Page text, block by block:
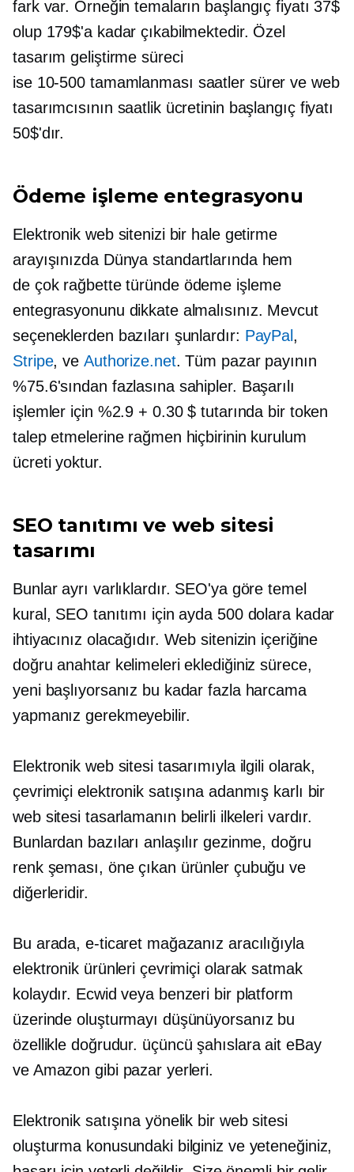
fark var. Örneğin temaların başlangıç ​​fiyatı 37$
olup 179$'a kadar çıkabilmektedir. Özel
tasarım geliştirme süreci
ise 10-500 tamamlanması saatler sürer ve web
tasarımcısının saatlik ücretinin başlangıç ​​fiyatı
50$'dır.
Ödeme işleme entegrasyonu
Elektronik web sitenizi bir hale getirme
arayışınızda Dünya standartlarındahem
de çok rağbettetüründe ödeme işleme
entegrasyonunu dikkate almalısınız. Mevcut
seçeneklerden bazıları şunlardır: PayPal ,
Stripe, ve Authorize.net. Tüm pazar payının
%75.6'sından fazlasına sahipler. Başarılı
işlemler için %2.9 + 0.30 $ tutarında bir token
talep etmelerine rağmen hiçbirinin kurulum
ücreti yoktur.
SEO tanıtımı ve web sitesi
tasarımı
Bunlar ayrı varlıklardır. SEO'ya göre temel
kural, SEO tanıtımı için ayda 500 dolara kadar
ihtiyacınız olacağıdır. Web sitenizin içeriğine
doğru anahtar kelimeleri eklediğiniz sürece,
yeni başlıyorsanız bu kadar fazla harcama
yapmanız gerekmeyebilir.
Elektronik web sitesi tasarımıyla ilgili olarak,
çevrimiçi elektronik satışına adanmış karlı bir
web sitesi tasarlamanın belirli ilkeleri vardır.
Bunlardan bazıları anlaşılır gezinme, doğru
renk şeması, öne çıkan ürünler çubuğu ve
diğerleridir.
Bu arada, e-ticaret mağazanız aracılığıyla
elektronik ürünleri çevrimiçi olarak satmak
kolaydır. Ecwid veya benzeri bir platform
üzerinde oluşturmayı düşünüyorsanız bu
özellikle doğrudur. üçüncü şahıslara ait eBay
ve Amazon gibi pazar yerleri.
Elektronik satışına yönelik bir web sitesi
oluşturma konusundaki bilginiz ve yeteneğiniz,